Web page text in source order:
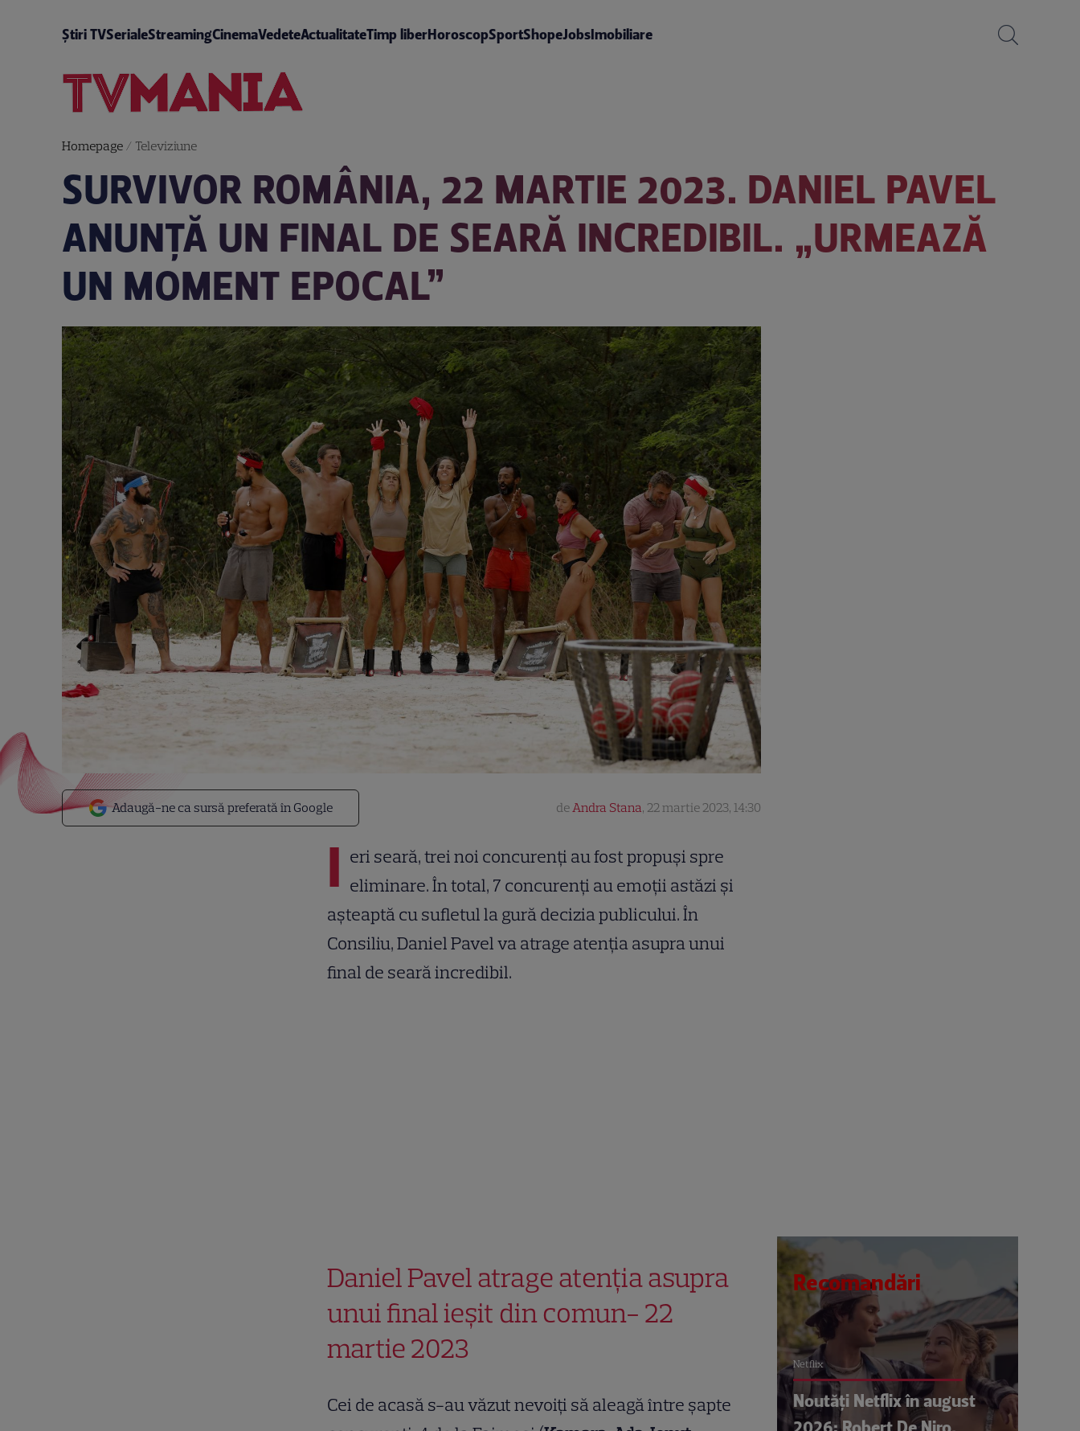
Știri TVSerialeStreamingCinemaVedeteActualitateTimp liberHoroscopSportShopeJobsImobiliare
Homepage/ Televiziune
SURVIVOR ROMÂNIA, 22 MARTIE 2023. DANIEL PAVEL
ANUNȚĂ UN FINAL DE SEARĂ INCREDIBIL. „URMEAZĂ
UN MOMENT EPOCAL”
Adaugă-ne ca sursă preferată în Google deAndra Stana, 22 martie 2023, 14:30
I eri seară, trei noi concurenți au fost propuși spre
eliminare. În total, 7 concurenți au emoții astăzi și
așteaptă cu sufletul la gură decizia publicului. În
Consiliu, Daniel Pavel va atrage atenția asupra unui
final de seară incredibil.
Daniel Pavel atrage atenția asupra
unui final ieșit din comun- 22
martie 2023
Cei de acasă s-au văzut nevoiți să aleagă între șapte
Recomandări
Netflix
Noutăți Netflix în august